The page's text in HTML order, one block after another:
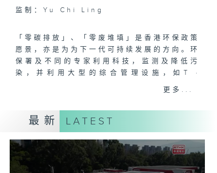
监制：Yu Chi Ling
「零碳排放」、「零废堆填」是香港环保政策
愿景，亦是为为下一代可持续发展的方向。环
保署及不同的专家利用科技，监测及降低污
染，并利用大型的综合管理设施，如T ·
PARK、O·PARK等，应对环保问题。一连15
识，鼓励他们参与，甚至从中找到未来职业发
展的路向。
主持:李尚正、邓月平
更多...
最新 LATEST